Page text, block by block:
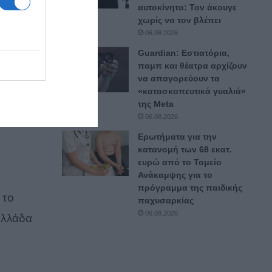
αυτοκίνητο: Τον άκουγε
χωρίς να τον βλέπει
06.08.2026
Guardian: Εστιατόρια,
παμπ και θέατρα αρχίζουν
να απαγορεύουν τα
«κατασκοπευτικά γυαλιά»
της Μeta
06.08.2026
Ερωτήματα για την
κατανομή των 68 εκατ.
ευρώ από το Ταμείο
Ανάκαμψης για το
πρόγραμμα της παιδικής
παχυσαρκίας
06.08.2026